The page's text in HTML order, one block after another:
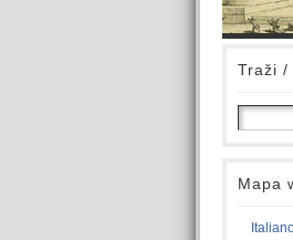
Traži /
Mapa